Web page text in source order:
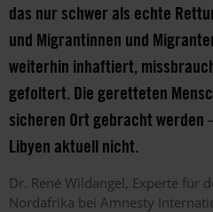
das nur schwer als echte
und Migrantinnen und
weiterhin inhaftiert,
gefoltert. Die geretteten
sicheren Ort gebracht werden
Libyen aktuell nicht.
Dr. René Wildangel Experte für
Nordafrika bei Amnesty